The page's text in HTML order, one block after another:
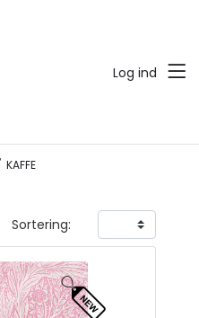
Log ind
KAFFE
Sortering: